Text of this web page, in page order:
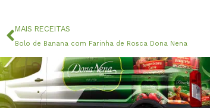
Anterior
MAIS RECEITAS
Bolo de Banana com Farinha de Rosca Dona Nena